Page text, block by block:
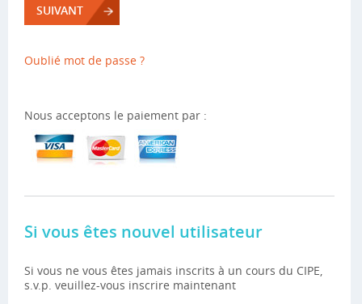
SUIVANT
Oublié mot de passe ?
Nous acceptons le paiement par :
Si vous êtes nouvel utilisateur
Si vous ne vous êtes jamais inscrits à un cours du CIPE,
s.v.p. veuillez-vous inscrire maintenant